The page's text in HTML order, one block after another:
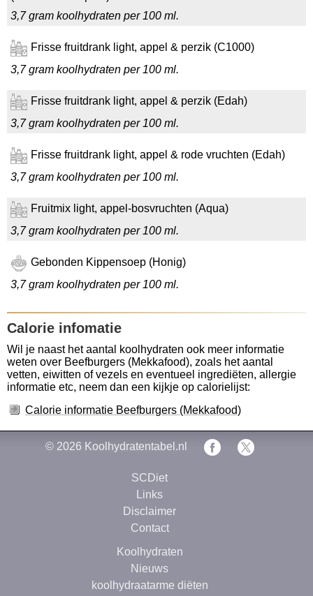
3,7 gram koolhydraten per 100 ml.
Frisse fruitdrank light, appel & perzik (C1000)
3,7 gram koolhydraten per 100 ml.
Frisse fruitdrank light, appel & perzik (Edah)
3,7 gram koolhydraten per 100 ml.
Frisse fruitdrank light, appel & rode vruchten (Edah)
3,7 gram koolhydraten per 100 ml.
Fruitmix light, appel-bosvruchten (Aqua)
3,7 gram koolhydraten per 100 ml.
Gebonden Kippensoep (Honig)
3,7 gram koolhydraten per 100 ml.
Calorie infomatie
Wil je naast het aantal koolhydraten ook meer informatie
weten over Beefburgers (Mekkafood), zoals het aantal
vetten, eiwitten of vezels en eventueel ingrediëten, allergie
informatie etc, neem dan een kijkje op calorielijst:
Calorie informatie Beefburgers (Mekkafood)
© 2026 Koolhydratentabel.nl
SCDiet
Links
Disclaimer
Contact
Koolhydraten
Nieuws
koolhydraatarme diëten